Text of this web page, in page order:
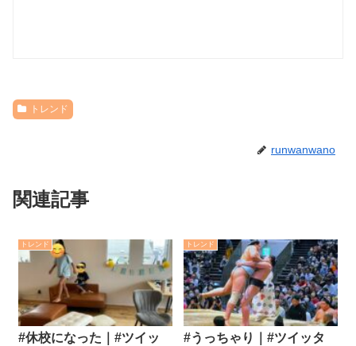
トレンド
runwanwano
関連記事
トレンド
#休校になった｜#ツイッ
トレンド
#うっちゃり｜#ツイッタ